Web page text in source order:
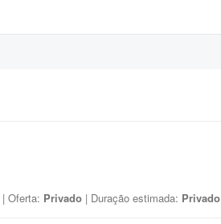
| Oferta: Privado | Duração estimada: Privado